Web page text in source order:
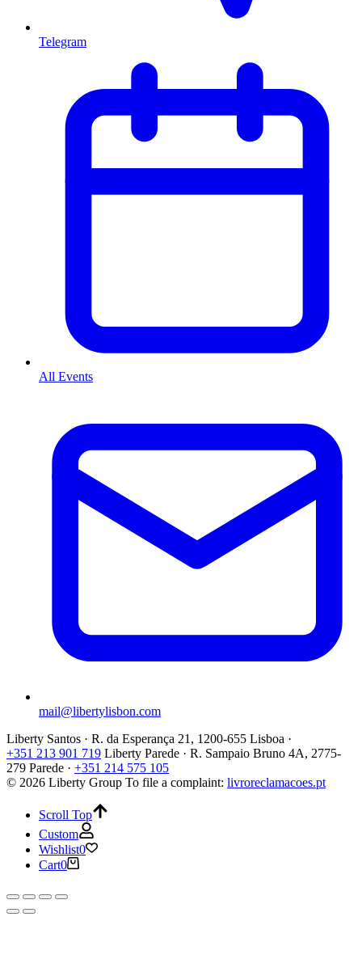
Telegram
All Events
mail@libertylisbon.com
Liberty Santos · R. da Esperança 21, 1200-655 Lisboa ·
+351 213 901 719 Liberty Parede · R. Sampaio Bruno 4A, 2775-
279 Parede · +351 214 575 105
© 2026 Liberty Group To file a complaint: livroreclamacoes.pt
Scroll Top
Custom
Wishlist0
Cart0